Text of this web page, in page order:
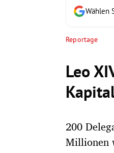
Wählen
Reportage
Leo
200
Millionen